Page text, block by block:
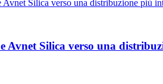
Avnet Silica verso una